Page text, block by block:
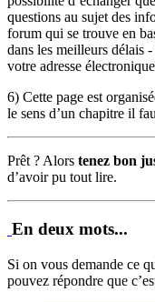
questions au sujet des
forum qui se trouve en
dans les meilleurs délais
votre adresse
6) Cette page est
le sens d’un chapitre il
Prêt ? Alors tenez bon
d’avoir pu tout lire.
En deux mots...
Si on vous demande ce
pouvez répondre que